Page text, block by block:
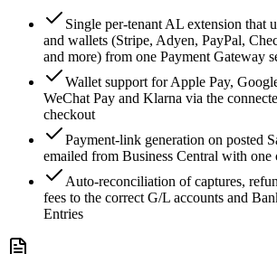
Single per-tenant AL extension that
and wallets (Stripe, Adyen, PayPal,
and more) from one Payment Gateway
Wallet support for Apple Pay,
WeChat Pay and Klarna via the
checkout
Payment-link generation on posted
emailed from Business Central with one
Auto-reconciliation of captures,
fees to the correct G/L accounts and
Entries